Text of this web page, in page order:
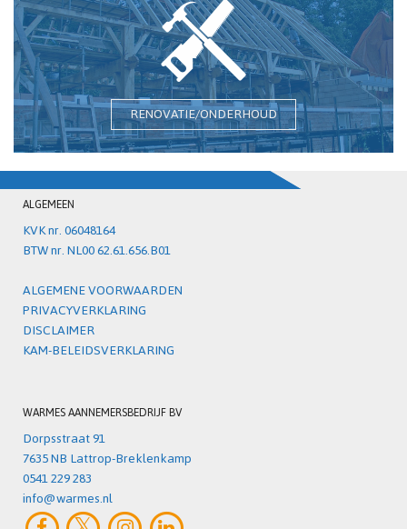
RENOVATIE/ONDERHOUD
ALGEMEEN
KVK nr. 06048164
BTW nr. NL00 62.61.656.B01
ALGEMENE VOORWAARDEN
PRIVACYVERKLARING
DISCLAIMER
KAM-BELEIDSVERKLARING
WARMES AANNEMERSBEDRIJF BV
Dorpsstraat 91
7635 NB Lattrop-Breklenkamp
0541 229 283
info@warmes.nl